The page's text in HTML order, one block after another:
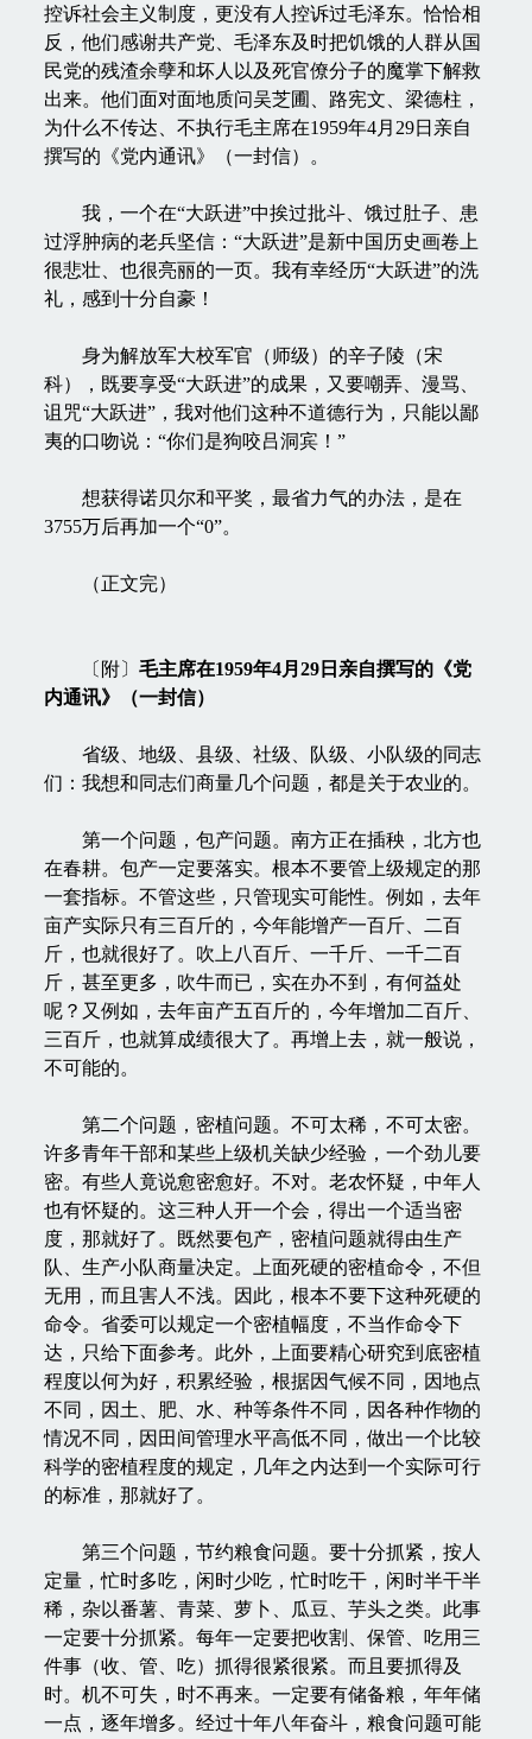
控诉社会主义制度，更没有人控诉过毛泽东。恰恰相
反，他们感谢共产党、毛泽东及时把饥饿的人群从国
民党的残渣余孽和坏人以及死官僚分子的魔掌下解救
出来。他们面对面地质问吴芝圃、路宪文、梁德柱，
为什么不传达、不执行毛主席在1959年4月29日亲自
撰写的《党内通讯》（一封信）。
我，一个在“大跃进”中挨过批斗、饿过肚子、患
过浮肿病的老兵坚信：“大跃进”是新中国历史画卷上
很悲壮、也很亮丽的一页。我有幸经历“大跃进”的洗
礼，感到十分自豪！
身为解放军大校军官（师级）的辛子陵（宋
科），既要享受“大跃进”的成果，又要嘲弄、漫骂、
诅咒“大跃进”，我对他们这种不道德行为，只能以鄙
夷的口吻说：“你们是狗咬吕洞宾！”
想获得诺贝尔和平奖，最省力气的办法，是在
3755万后再加一个“0”。
（正文完）
〔附〕 毛主席在1959年4月29日亲自撰写的《党
内通讯》（一封信）
省级、地级、县级、社级、队级、小队级的同志
们：我想和同志们商量几个问题，都是关于农业的。
第一个问题，包产问题。南方正在插秧，北方也
在春耕。包产一定要落实。根本不要管上级规定的那
一套指标。不管这些，只管现实可能性。例如，去年
亩产实际只有三百斤的，今年能增产一百斤、二百
斤，也就很好了。吹上八百斤、一千斤、一千二百
斤，甚至更多，吹牛而已，实在办不到，有何益处
呢？又例如，去年亩产五百斤的，今年增加二百斤、
三百斤，也就算成绩很大了。再增上去，就一般说，
不可能的。
第二个问题，密植问题。不可太稀，不可太密。
许多青年干部和某些上级机关缺少经验，一个劲儿要
密。有些人竟说愈密愈好。不对。老农怀疑，中年人
也有怀疑的。这三种人开一个会，得出一个适当密
度，那就好了。既然要包产，密植问题就得由生产
队、生产小队商量决定。上面死硬的密植命令，不但
无用，而且害人不浅。因此，根本不要下这种死硬的
命令。省委可以规定一个密植幅度，不当作命令下
达，只给下面参考。此外，上面要精心研究到底密植
程度以何为好，积累经验，根据因气候不同，因地点
不同，因土、肥、水、种等条件不同，因各种作物的
情况不同，因田间管理水平高低不同，做出一个比较
科学的密植程度的规定，几年之内达到一个实际可行
的标准，那就好了。
第三个问题，节约粮食问题。要十分抓紧，按人
定量，忙时多吃，闲时少吃，忙时吃干，闲时半干半
稀，杂以番薯、青菜、萝卜、瓜豆、芋头之类。此事
一定要十分抓紧。每年一定要把收割、保管、吃用三
件事（收、管、吃）抓得很紧很紧。而且要抓得及
时。机不可失，时不再来。一定要有储备粮，年年储
一点，逐年增多。经过十年八年奋斗，粮食问题可能